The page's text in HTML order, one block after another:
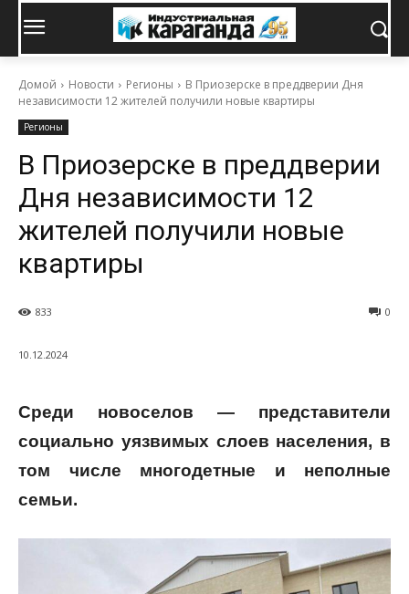
Домой Новости Регионы
В Приозерске в преддверии Дня
независимости 12 жителей получили новые квартиры
Регионы
В Приозерске в преддверии
Дня независимости 12
жителей получили новые
квартиры
0
833
10.12.2024
Среди новоселов — представители
социально уязвимых слоев населения, в
том числе многодетные и неполные
семьи.